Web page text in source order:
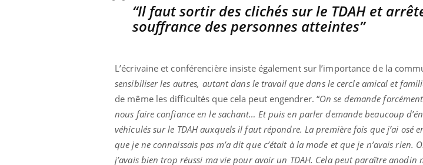
“Il faut sortir des clichés sur le TDAH et
souffrance des personnes atteintes”
L’écrivaine et conférencière insiste également sur l’importance de la
sensibiliser les autres, autant dans le travail que dans le cercle amical et
de même les difficultés que cela peut engendrer. “On se demande
nous faire confiance en le sachant… Et puis en parler demande beaucoup
véhiculés sur le TDAH auxquels il faut répondre. La première fois que j’ai osé
que je ne connaissais pas m’a dit que c’était à la mode et que je n’avais rien.
j’avais bien trop réussi ma vie pour avoir un TDAH. Cela peut paraître anodin